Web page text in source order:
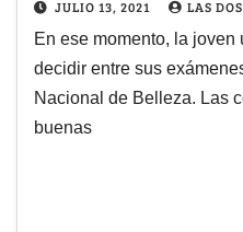
JULIO 13, 2021 LAS
En ese momento, la
decidir entre sus
Nacional de Belleza. Las
buenas